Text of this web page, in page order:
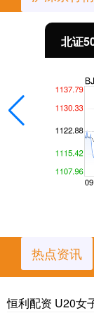
北证
热点资讯
恒利配资 U20女